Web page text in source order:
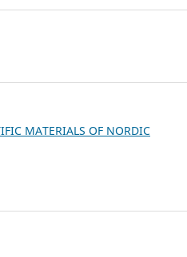
MATERIALS OF NORDIC